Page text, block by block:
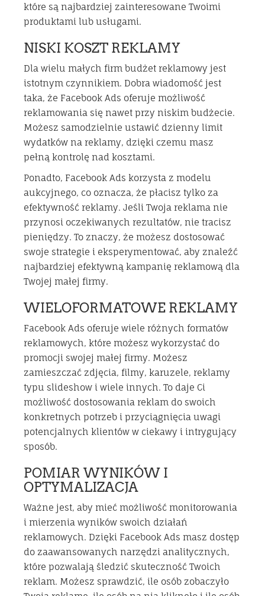
które są najbardziej zainteresowane Twoimi
produktami lub usługami.
NISKI KOSZT REKLAMY
Dla wielu małych firm budżet reklamowy jest
istotnym czynnikiem. Dobra wiadomość jest
taka, że Facebook Ads oferuje możliwość
reklamowania się nawet przy niskim budżecie.
Możesz samodzielnie ustawić dzienny limit
wydatków na reklamy, dzięki czemu masz
pełną kontrolę nad kosztami.
Ponadto, Facebook Ads korzysta z modelu
aukcyjnego, co oznacza, że płacisz tylko za
efektywność reklamy. Jeśli Twoja reklama nie
przynosi oczekiwanych rezultatów, nie tracisz
pieniędzy. To znaczy, że możesz dostosować
swoje strategie i eksperymentować, aby znaleźć
najbardziej efektywną kampanię reklamową dla
Twojej małej firmy.
WIELOFORMATOWE REKLAMY
Facebook Ads oferuje wiele różnych formatów
reklamowych, które możesz wykorzystać do
promocji swojej małej firmy. Możesz
zamieszczać zdjęcia, filmy, karuzele, reklamy
typu slideshow i wiele innych. To daje Ci
możliwość dostosowania reklam do swoich
konkretnych potrzeb i przyciągnięcia uwagi
potencjalnych klientów w ciekawy i intrygujący
sposób.
POMIAR WYNIKÓW I
OPTYMALIZACJA
Ważne jest, aby mieć możliwość monitorowania
i mierzenia wyników swoich działań
reklamowych. Dzięki Facebook Ads masz dostęp
do zaawansowanych narzędzi analitycznych,
które pozwalają śledzić skuteczność Twoich
reklam. Możesz sprawdzić, ile osób zobaczyło